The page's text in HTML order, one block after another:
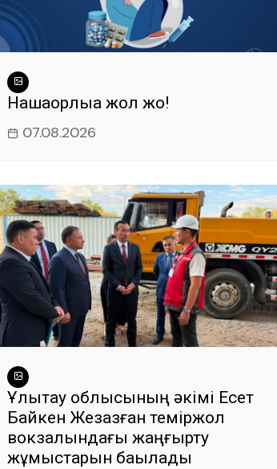
Нашақорлыққа жол жоқ!
07.08.2026
Ұлытау облысының әкімі Есет
Байкен Жезқазған теміржол
вокзалындағы жаңғырту
жұмыстарын бақылады